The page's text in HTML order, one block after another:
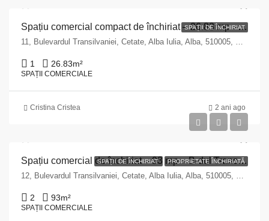
SPAȚII DE ÎNCHIRIAT
Spațiu comercial compact de închiriat – 26.83 mp – B-dul Transilvaniei Nr. 11, Alba Iulia
11, Bulevardul Transilvaniei, Cetate, Alba Iulia, Alba, 510005, Romania
1 26.83m²
SPAȚII COMERCIALE
Cristina Cristea 2 ani ago
SPAȚII DE ÎNCHIRIAT PROPRIETATE ÎNCHIRIATĂ
Spațiu comercial de închiriat – 93 mp – B-dul Transilvaniei Nr. 12, bloc 27, Alba Iulia
12, Bulevardul Transilvaniei, Cetate, Alba Iulia, Alba, 510005, Romania
2 93m²
SPAȚII COMERCIALE